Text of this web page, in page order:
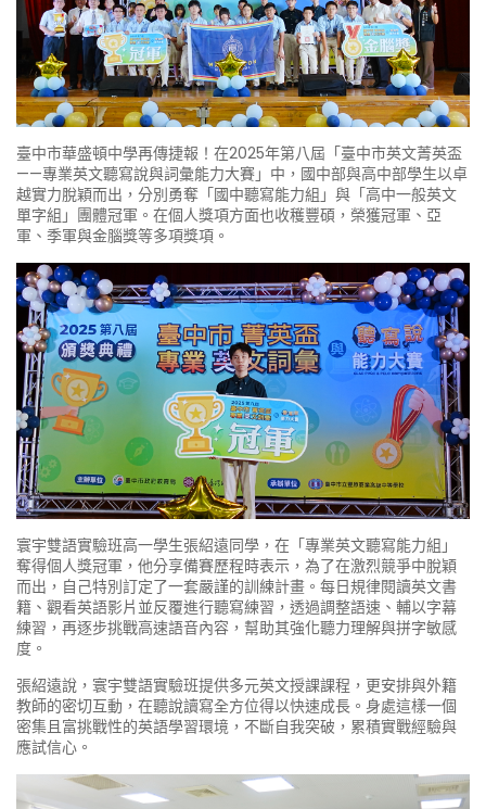
臺中市華盛頓中學再傳捷報！在2025年第八屆「臺中市英文菁英盃
——專業英文聽寫說與詞彙能力大賽」中，國中部與高中部學生以卓
越實力脫穎而出，分別勇奪「國中聽寫能力組」與「高中一般英文
單字組」團體冠軍。在個人獎項方面也收穫豐碩，榮獲冠軍、亞
軍、季軍與金腦獎等多項獎項。
寰宇雙語實驗班高一學生張紹遠同學，在「專業英文聽寫能力組」
奪得個人獎冠軍，他分享備賽歷程時表示，為了在激烈競爭中脫穎
而出，自己特別訂定了一套嚴謹的訓練計畫。每日規律閱讀英文書
籍、觀看英語影片並反覆進行聽寫練習，透過調整語速、輔以字幕
練習，再逐步挑戰高速語音內容，幫助其強化聽力理解與拼字敏感
度。
張紹遠說，寰宇雙語實驗班提供多元英文授課課程，更安排與外籍
教師的密切互動，在聽說讀寫全方位得以快速成長。身處這樣一個
密集且富挑戰性的英語學習環境，不斷自我突破，累積實戰經驗與
應試信心。